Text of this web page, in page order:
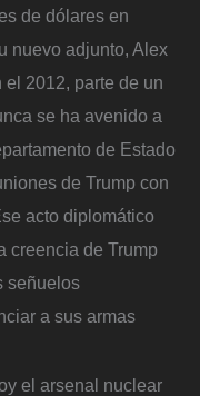
de dólares en
nuevo adjunto, Alex
2012, parte de un
se ha avenido a
de Estado
de Trump con
acto diplomático
creencia de Trump
señuelos
a sus armas
el arsenal nuclear